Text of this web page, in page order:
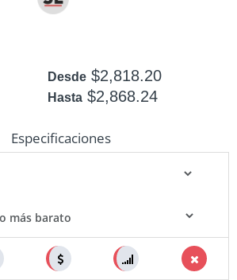
Desde $2,818.20
Hasta $2,868.24
Especificaciones